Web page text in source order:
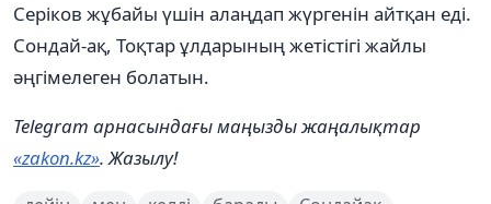
Серіков жұбайы үшін алаңдап жүргенін айтқан еді.
Сондай-ақ, Тоқтар ұлдарының жетістігі жайлы
әңгімелеген болатын.
Telegram арнасындағы маңызды жаңалықтар
«zakon.kz». Жазылу!